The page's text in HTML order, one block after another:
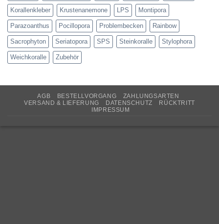
Korallenkleber Krustenanemone LPS Montipora
Parazoanthus Pocillopora Problembecken Rainbow
Sacrophyton Seriatopora SPS Steinkoralle Stylophora
Weichkoralle Zubehör
AGB BESTELLVORGANG
ZAHLUNGSARTEN
VERSAND & LIEFERUNG
DATENSCHUTZ
RÜCKTRITT
IMPRESSUM